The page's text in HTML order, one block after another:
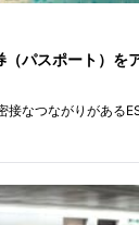
（パスポート）を
接なつながりがある